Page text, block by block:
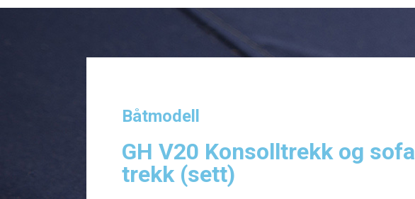
Båtmodell
GH V20 Konsolltrekk og sofa
trekk (sett)